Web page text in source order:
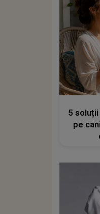
5
pe